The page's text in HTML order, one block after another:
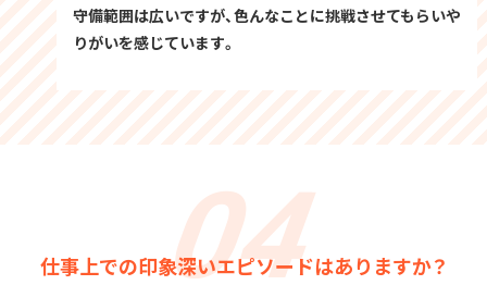
守備範囲は広いですが、色んなことに挑戦させてもらいや
りがいを感じています。
仕事上での印象深いエピソードはありますか？